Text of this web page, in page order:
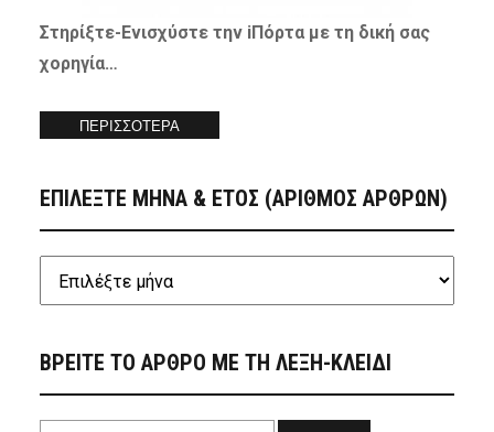
Στηρίξτε-Ενισχύστετην iΠόρτα με τη δική σας
χορηγία…
ΠΕΡΙΣΣΟΤΕΡΑ
ΕΠΙΛΕΞΤΕ ΜΗΝΑ & ΕΤΟΣ (ΑΡΙΘΜΟΣ ΑΡΘΡΩΝ)
ΒΡΕΙΤΕ ΤΟ ΑΡΘΡΟ ΜΕ ΤΗ ΛΕΞΗ-ΚΛΕΙΔΙ